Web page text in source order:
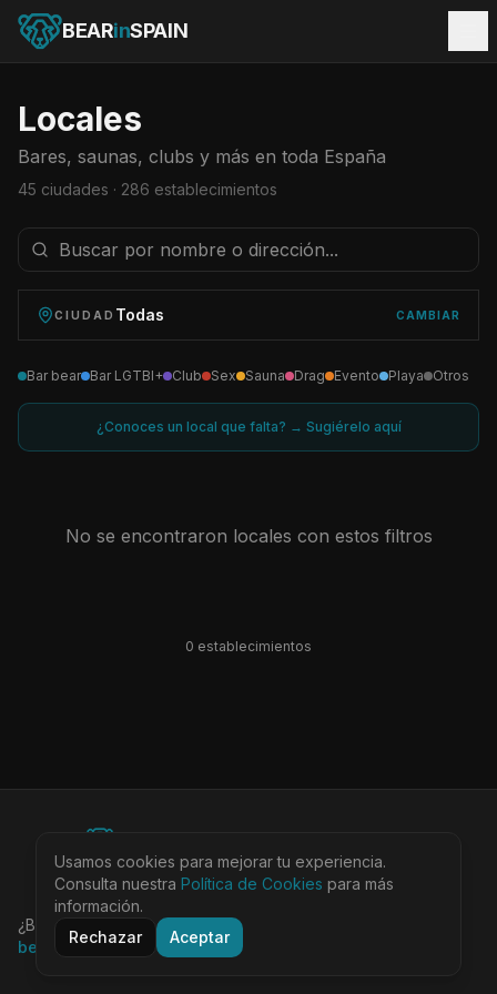
BEARinSPAIN
Locales
Bares, saunas, clubs y más en toda España
45 ciudades · 286 establecimientos
CIUDAD Todas CAMBIAR
Bar bear Bar LGTBI+ Club Sex Sauna Drag Evento Playa Otros
¿Conoces un local que falta? → Sugiérelo aquí
No se encontraron locales con estos filtros
0 establecimientos
©
Ciudades LocalesAgenda TiendaMás
Aviso LegalPrivacidad CookiesTérminos
¿Buscas la guía completa de Barcelona?
bearinbcn.com
Usamos cookies para mejorar tu experiencia.
Consulta nuestra Política de Cookies para más
información.
Rechazar
Aceptar